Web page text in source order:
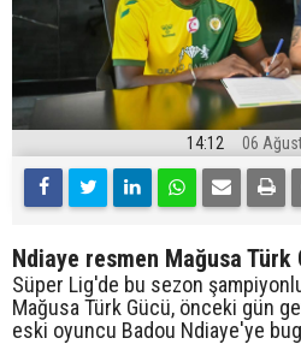
14:12 06
Ndiaye resmen Mağusa Türk
Süper Lig'de bu sezon
Mağusa Türk Gücü, önceki gün
eski oyuncu Badou Ndiaye'ye